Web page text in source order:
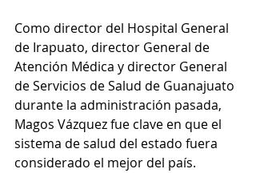
Como director del Hospital General
de Irapuato, director General de
Atención Médica y director General
de Servicios de Salud de Guanajuato
durante la administración pasada,
Magos Vázquez fue clave en que el
sistema de salud del estado fuera
considerado el mejor del país.